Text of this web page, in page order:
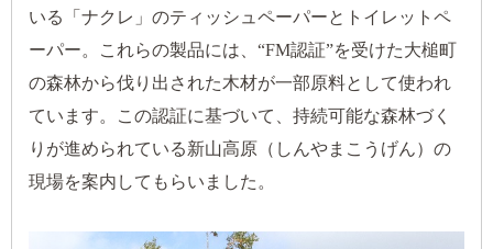
いる「ナクレ」のティッシュペーパーとトイレットペ
ーパー。これらの製品には、“FM認証”を受けた大槌町
の森林から伐り出された木材が一部原料として使われ
ています。この認証に基づいて、持続可能な森林づく
りが進められている新山高原（しんやまこうげん）の
現場を案内してもらいました。